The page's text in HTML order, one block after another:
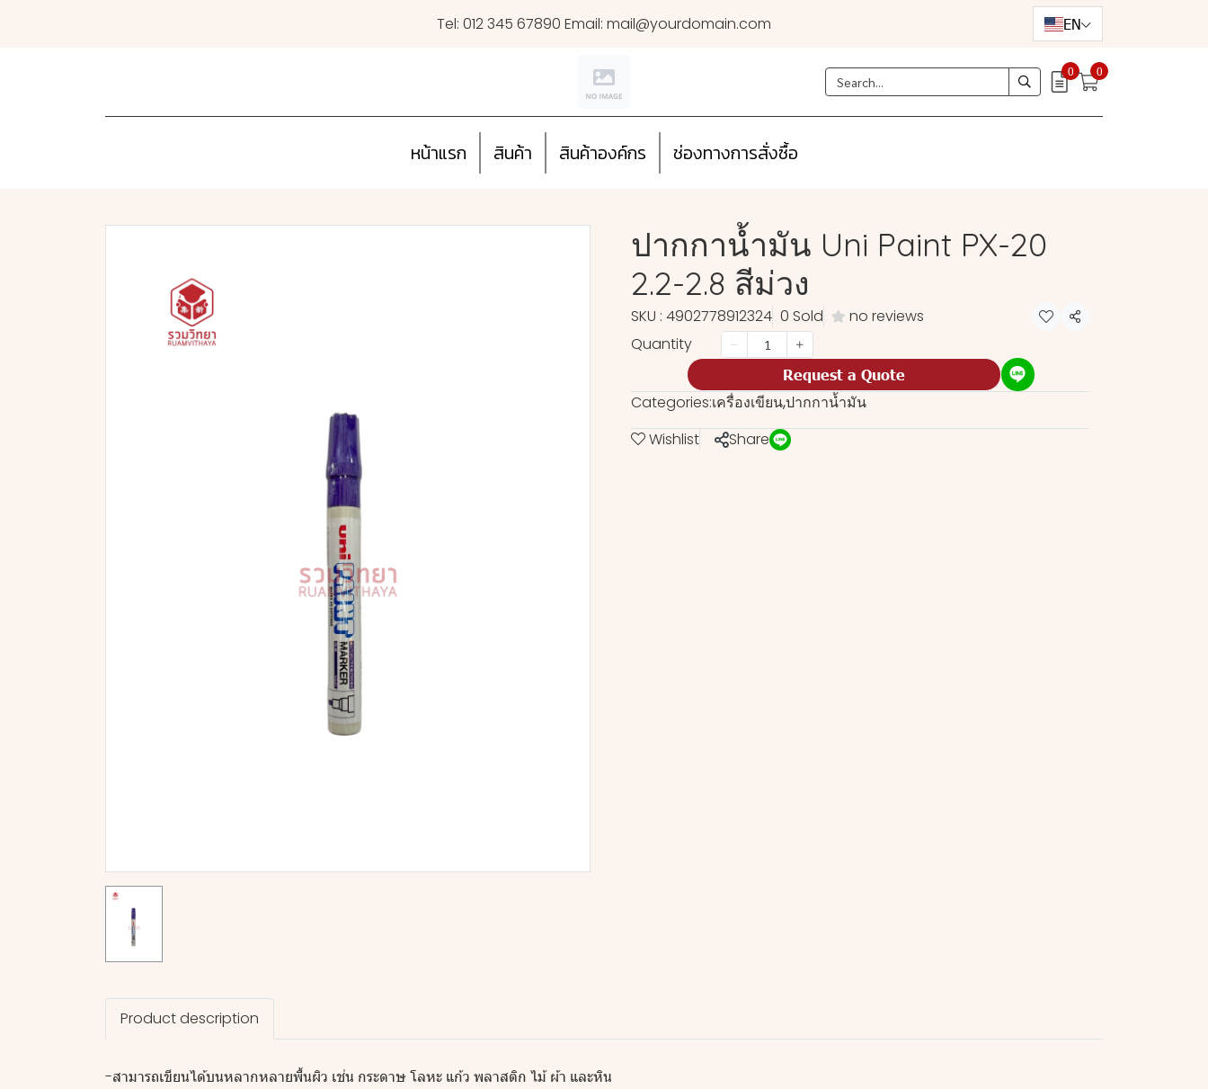
Tel: 012 345 67890 Email: mail@yourdomain.com EN
0 0
หน้าแรก สินค้า สินค้าองค์กร ช่องทางการสั่งซื้อ
ปากกาน้ำมัน Uni Paint PX-20
2.2-2.8 สีม่วง
SKU : 4902778912324 0 Sold no reviews Share
Quantity
Request a Quote
Categories:เครื่องเขียน,ปากกาน้ำมัน
Wishlist
Share
Product description
-สามารถเขียนได้บนหลากหลายพื้นผิว เช่น กระดาษ โลหะ แก้ว พลาสติก ไม้ ผ้า และหิน